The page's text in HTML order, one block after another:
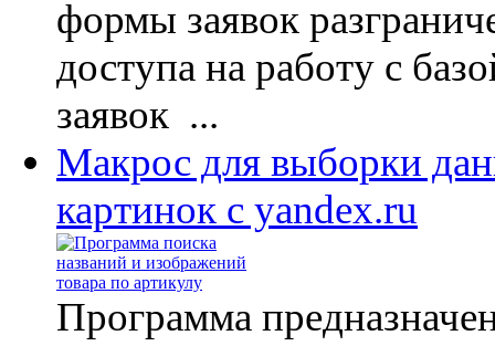
формы заявок
доступа на работу с
заявок ...
Макрос для выборки
картинок с yandex.ru
Программа